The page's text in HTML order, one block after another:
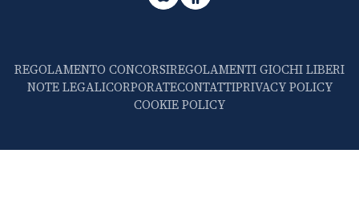
REGOLAMENTO CONCORSIREGOLAMENTI GIOCHI LIBERI
NOTE LEGALICORPORATECONTATTIPRIVACY POLICY
COOKIE POLICY